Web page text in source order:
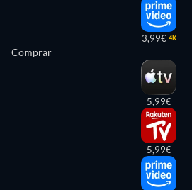
3,99€ 4K
Comprar
5,99€
5,99€